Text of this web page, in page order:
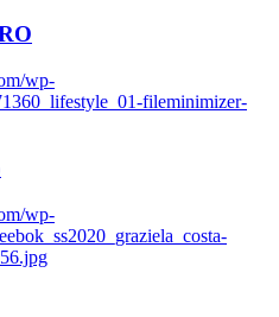
wp-
fileminimizer-
wp-